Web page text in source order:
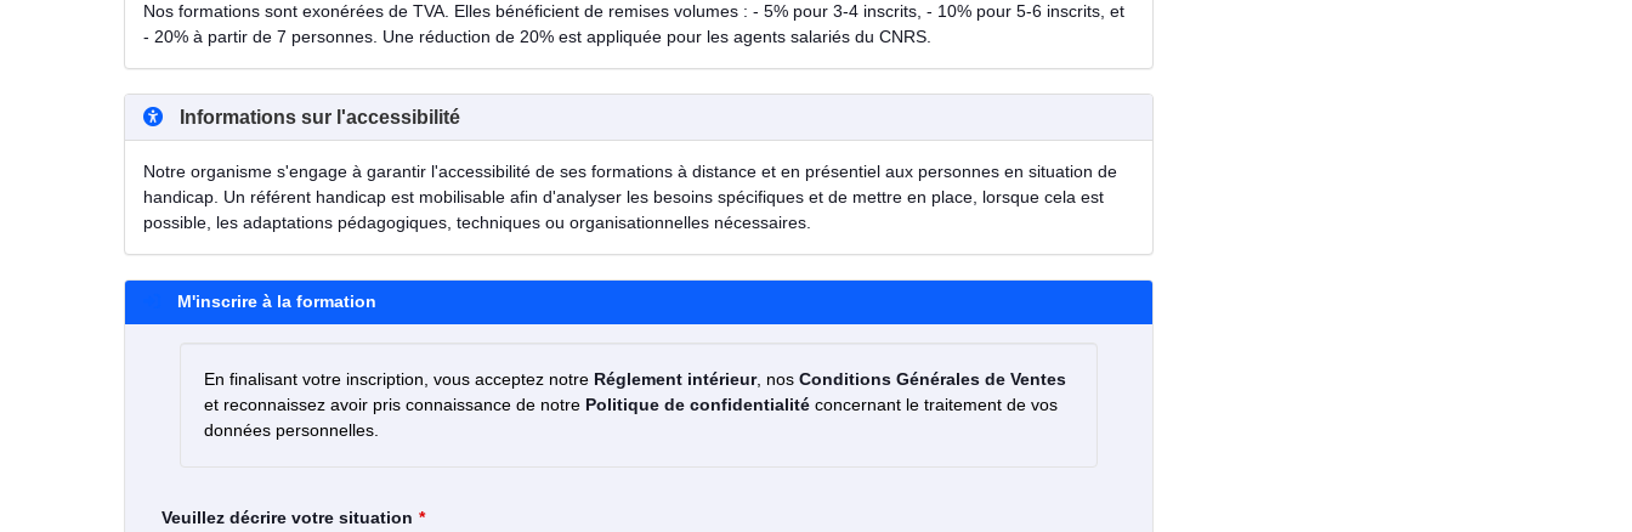
Nos formations sont exonérées de TVA. Elles bénéficient de remises volumes : - 5% pour 3-4 inscrits, - 10% pour 5-6 inscrits, et
- 20% à partir de 7 personnes. Une réduction de 20% est appliquée pour les agents salariés du CNRS.
Informations sur l'accessibilité
Notre organisme s'engage à garantir l'accessibilité de ses formations à distance et en présentiel aux personnes en situation de
handicap. Un référent handicap est mobilisable afin d'analyser les besoins spécifiques et de mettre en place, lorsque cela est
possible, les adaptations pédagogiques, techniques ou organisationnelles nécessaires.
M'inscrire à la formation
En finalisant votre inscription, vous acceptez notre Réglement intérieur, nos Conditions Générales de Ventes
et reconnaissez avoir pris connaissance de notre Politique de confidentialité concernant le traitement de vos
données personnelles.
Veuillez décrire votre situation